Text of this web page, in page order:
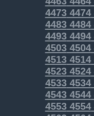
44734474
44834484
44934494
45034504
45134514
45234524
45334534
45434544
45534554